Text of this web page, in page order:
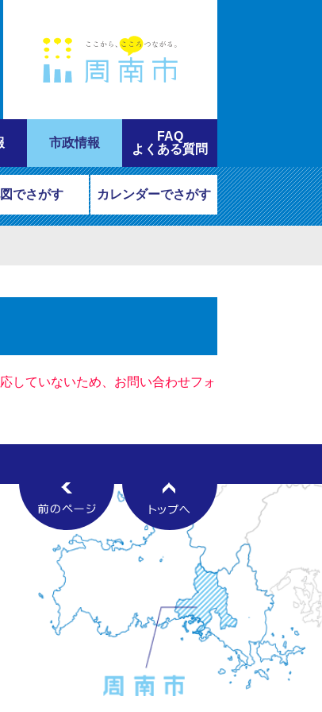
市政情報
FAQ
よくある質問
でさがす カレンダーでさがす
していないため、お問い合わせフォ